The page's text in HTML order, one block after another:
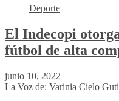
Deporte
El Indecopi
fútbol de alta
junio 10, 2022
La Voz de: Varinia Cielo